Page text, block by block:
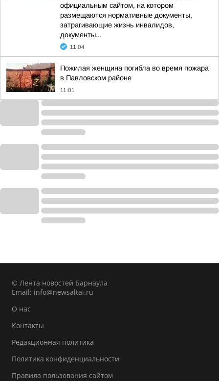
официальным сайтом, на котором
размещаются нормативные документы,
затрагивающие жизнь инвалидов,
документы...
11:04
Пожилая женщина погибла во время пожара
в Павловском районе
11:01
© Лента новостей Барнаула
Email: info@newsaltai.ru
О нас
Контакты
Редакционная политика
Политика конфиденциальности
Правила пользования сайтом